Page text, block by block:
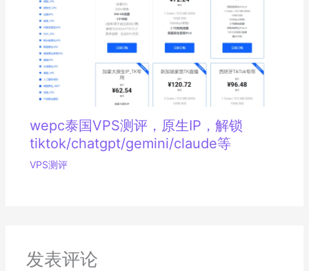
wepc泰国VPS测评，原生IP，解锁
tiktok/chatgpt/gemini/claude等
VPS测评
发表评论